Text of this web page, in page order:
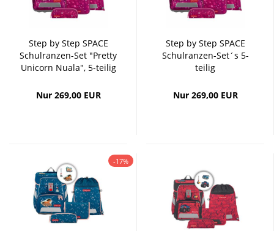
Step by Step SPACE
Schulranzen-Set "Pretty
Unicorn Nuala", 5-teilig
Nur 269,00 EUR
Step by Step SPACE
Schulranzen-Set´s 5-
teilig
Nur 269,00 EUR
-17%